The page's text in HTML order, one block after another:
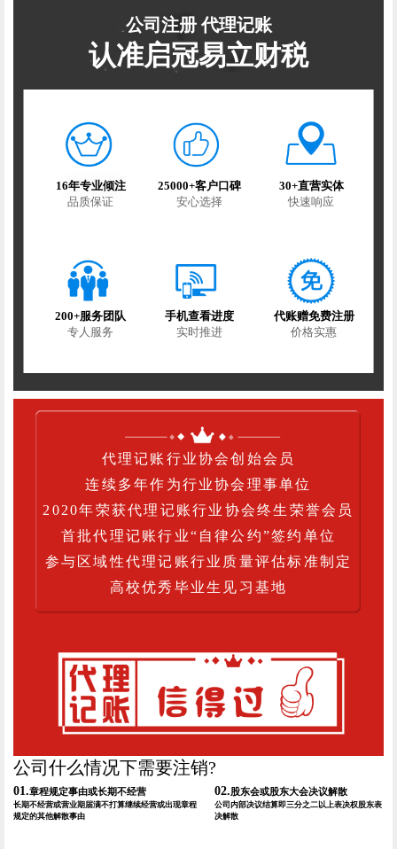
公司注册 代理记账
认准启冠易立财税
16年专业倾注
品质保证
25000+客户口碑
安心选择
30+直营实体
快速响应
200+服务团队
专人服务
手机查看进度
实时推进
代账赠免费注册
价格实惠
代理记账行业协会创始会员
连续多年作为行业协会理事单位
2020年荣获代理记账行业协会终生荣誉会员
首批代理记账行业“自律公约”签约单位
参与区域性代理记账行业质量评估标准制定
高校优秀毕业生见习基地
公司什么情况下需要注销?
01.章程规定事由或长期不经营
长期不经营或营业期届满不打算继续经营或出现章程
规定的其他解散事由
02. 股东会或股东大会决议解散
公司内部决议结算即三分之二以上表决权股东表
决解散